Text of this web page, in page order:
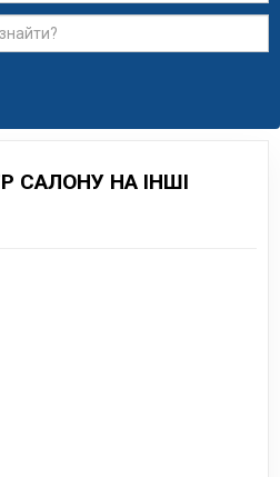
САЛОНУ НА ІНШІ